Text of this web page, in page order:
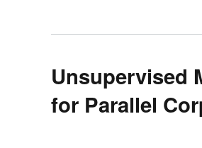
Unsupervised
for Parallel